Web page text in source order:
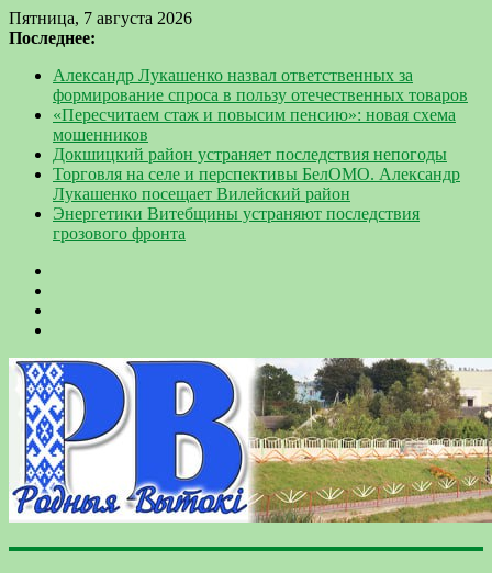
Пятница, 7 августа 2026
Последнее:
Александр Лукашенко назвал ответственных за
формирование спроса в пользу отечественных товаров
«Пересчитаем стаж и повысим пенсию»: новая схема
мошенников
Докшицкий район устраняет последствия непогоды
Торговля на селе и перспективы БелОМО. Александр
Лукашенко посещает Вилейский район
Энергетики Витебщины устраняют последствия
грозового фронта